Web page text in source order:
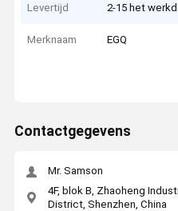
Levertijd 2-15 het
Merknaam EGQ
Contactgegevens
Mr. Samson
4F, blok B, Zhaoheng
District, Shenzhen, China